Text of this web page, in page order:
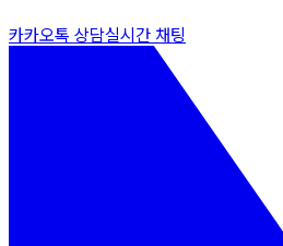
카카오톡 상담실시간 채팅